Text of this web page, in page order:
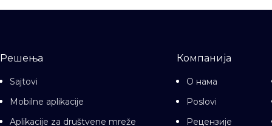
Решења
Sajtovi
Mobilne aplikacije
Aplikacije za društvene mreže
Компанија
О нама
Poslovi
Рецензије